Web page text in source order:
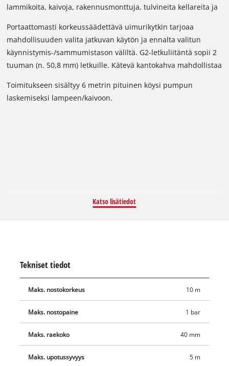
lammikoita, kaivoja, rakennusmonttuja, tulvineita kellareita ja
wattia, ja se pumppaa jopa 23 000 litraa likaantunutta vettä
tunnissa. Laadukas kaksinkertainen liukurengastiiviste takaa
pitkän käyttöiän ja pitkälti huoltovapaan toiminnan. GC-DP
1340 G:n kotelon ylä- ja alaosa sekä pumpun valusiipipyörä on
valmistettu massiivisesta valuteräksestä, imukotelo ja
moottorikotelo korroosionkestävästä ruostumattomasta
Portaattomasti korkeussäädettävä uimurikytkin tarjoaa
mahdollisuuden valita jatkuvan käytön ja ennalta valitun
käynnistymis-/sammumistason väliltä. G2-letkuliitäntä sopii 2
tuuman (n. 50,8 mm) letkuille. Kätevä kantokahva mahdollistaa
Toimitukseen sisältyy 6 metrin pituinen köysi pumpun
laskemiseksi lampeen/kaivoon.
Katso lisätiedot
Tekniset tiedot
Maks. nostokorkeus 10 m
Maks. nostopaine 1 bar
Maks. raekoko 40 mm
Maks. upotussyvyys 5 m